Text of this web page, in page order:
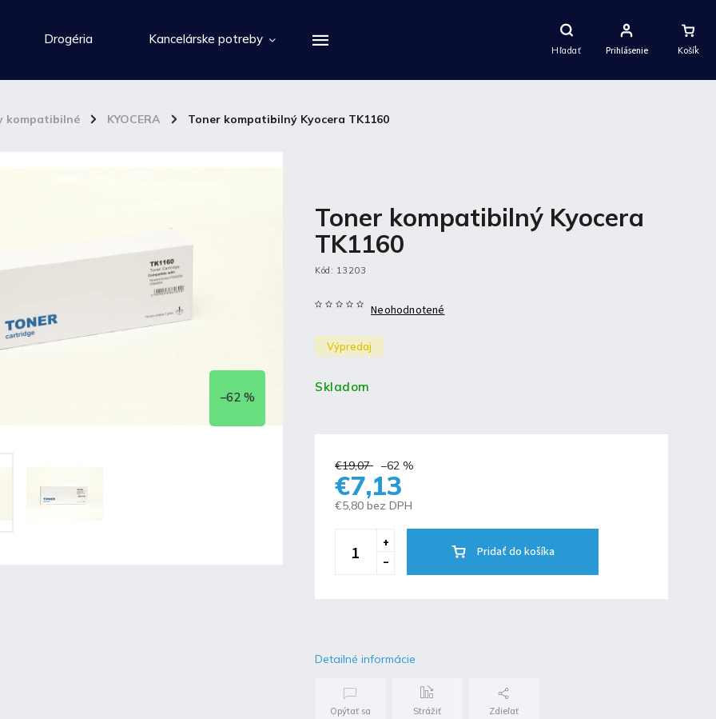
Hľadať
Nákupný
Košík
Prihlásenie
Drogéria Kancelárske potreby
kompatibilné / KYOCERA / Toner kompatibilný Kyocera TK1160
–62 %
Toner kompatibilný Kyocera
TK1160
Kód: 13203
Výpredaj
Neohodnotené
Skladom
€19,07 –62 %
€7,13
€5,80 bez DPH
Pridať do košíka
Detailné informácie
Opýtať sa Strážiť Zdieľať